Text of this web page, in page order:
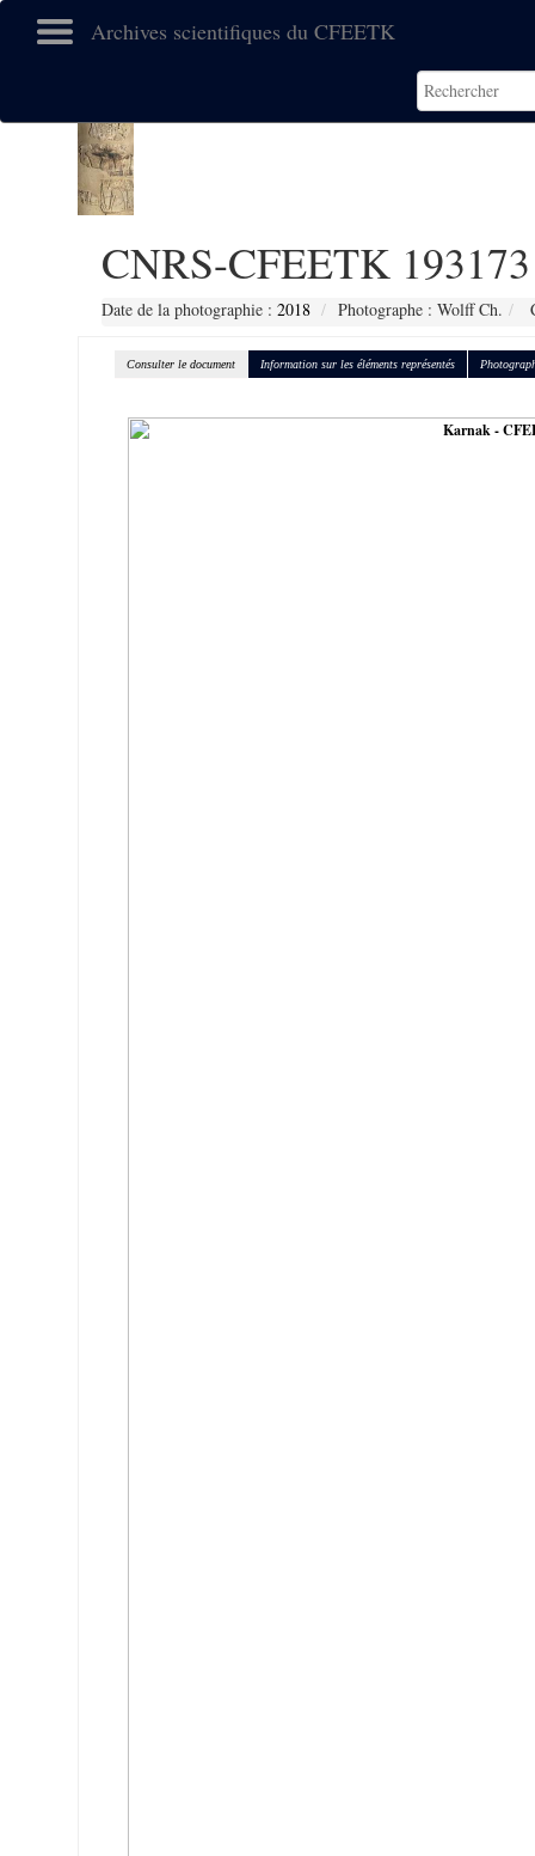
Archives scientifiques du CFEETK
CNRS-CFEETK 193173
Date de la photographie : 2018 Photographe : Wolff Ch.
Consulter le document Information sur les éléments représentés